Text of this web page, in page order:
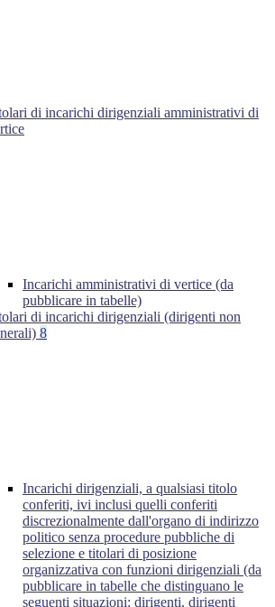
di incarichi dirigenziali amministrativi di
Incarichi amministrativi di vertice (da
pubblicare in tabelle)
di incarichi dirigenziali (dirigenti non
8
Incarichi dirigenziali, a qualsiasi titolo
conferiti, ivi inclusi quelli conferiti
discrezionalmente dall'organo di indirizzo
politico senza procedure pubbliche di
selezione e titolari di posizione
organizzativa con funzioni dirigenziali (da
pubblicare in tabelle che distinguano le
seguenti situazioni: dirigenti, dirigenti